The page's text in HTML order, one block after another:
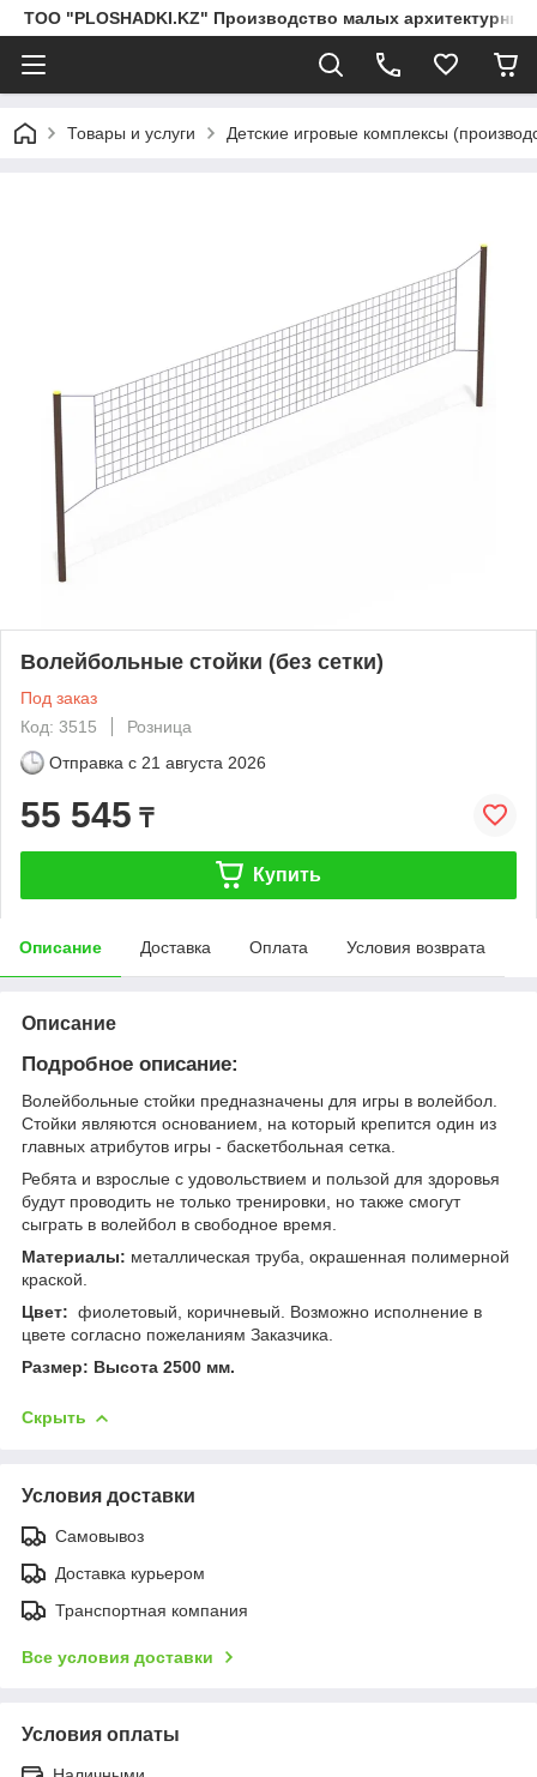
ТОО "PLOSHADKI.KZ" Производство малых
Товары и услуги Детские игровые комплексы
Волейбольные стойки (без сетки)
Под заказ
Код: 3515
Розница
Отправка с 21 августа 2026
55 545 ₸
Купить
Описание Доставка Оплата Условия возврата
Описание
Подробное описание:
Волейбольные стойки предназначены для игры в волейбол.
Стойки являются основанием, на который крепится один из
главных атрибутов игры - баскетбольная сетка.
Ребята и взрослые с удовольствием и пользой для здоровья
будут проводить не только тренировки, но также смогут
сыграть в волейбол в свободное время.
Материалы: металлическая труба, окрашенная полимерной
краской.
Цвет: фиолетовый, коричневый. Возможно исполнение в
цвете согласно пожеланиям Заказчика.
Размер: Высота 2500 мм.
Скрыть
Условия доставки
Самовывоз
Доставка курьером
Транспортная компания
Все условия доставки
Условия оплаты